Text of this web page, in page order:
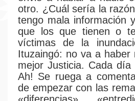
otro. ¿Cuál sería la
tengo mala información
que los que tienen o
víctimas de la
Ituzaingó: no va a
mejor Justicia. Cada
Ah! Se ruega a
de empezar con las